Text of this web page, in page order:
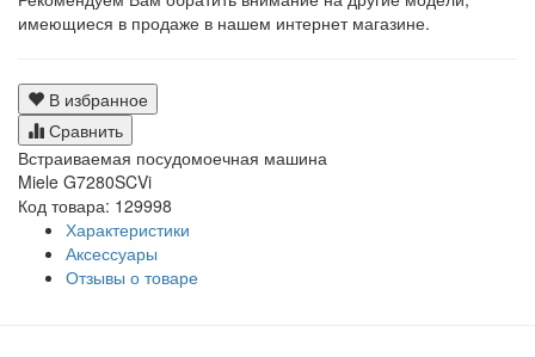
имеющиеся в продаже в нашем интернет магазине.
В избранное
Сравнить
Встраиваемая посудомоечная машина
Miele G7280SCVi
Код товара: 129998
Характеристики
Аксессуары
Отзывы о товаре